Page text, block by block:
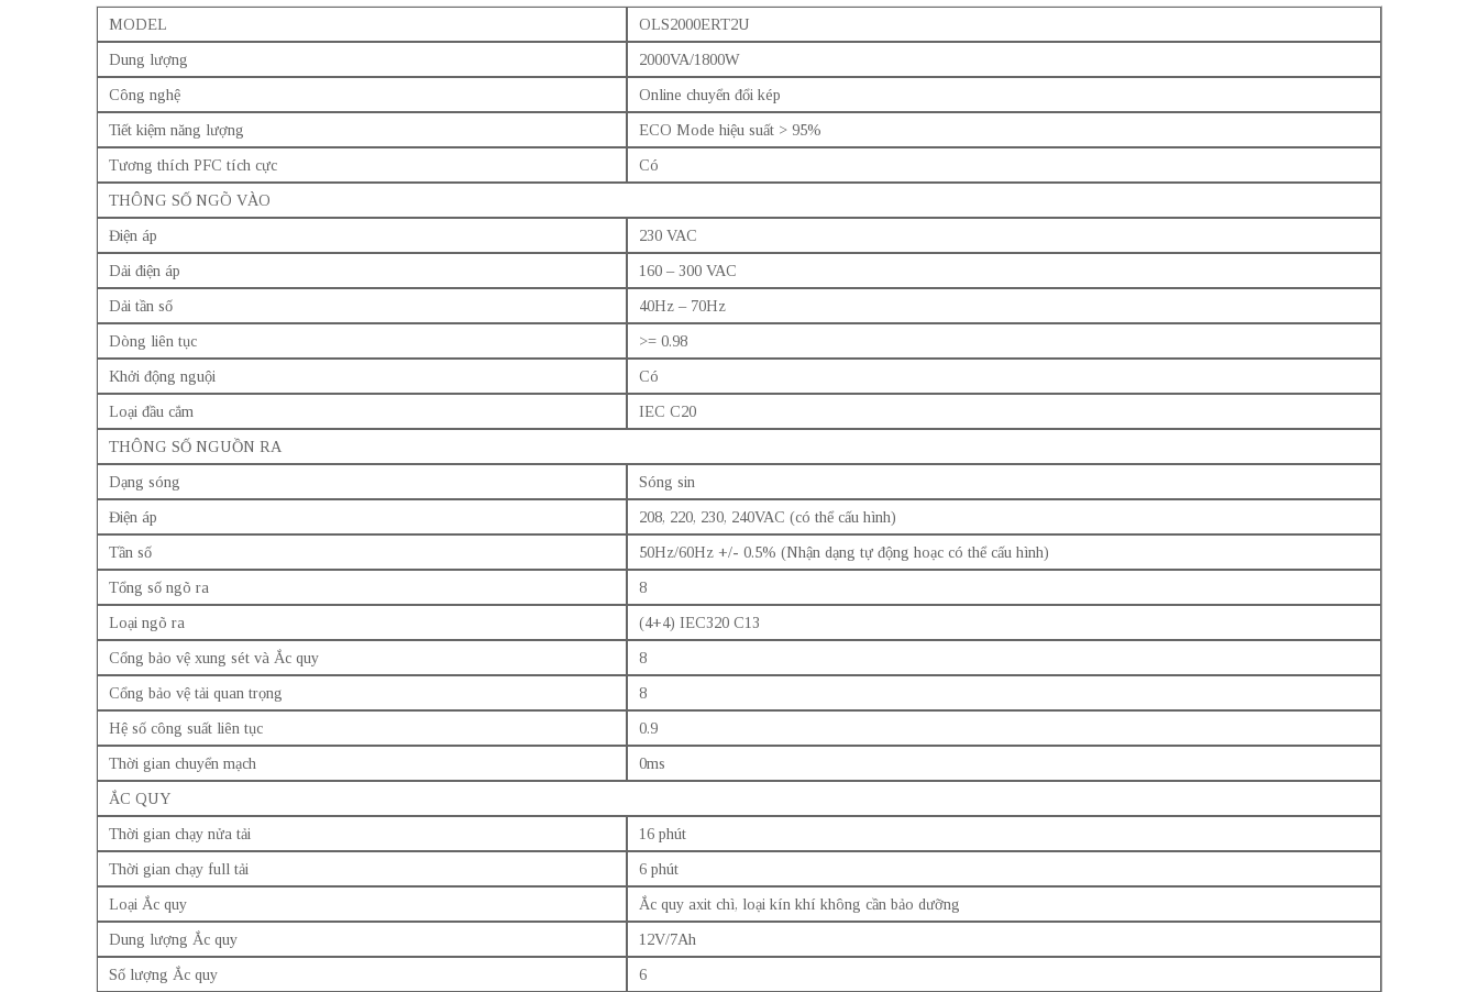
MODEL
OLS2000ERT2U
Dung lượng
2000VA/1800W
Công nghệ
Online chuyển đổi kép
Tiết kiệm năng lượng
ECO Mode hiệu suất > 95%
Tương thích PFC tích cực
Có
THÔNG SỐ NGÕ VÀO
Điện áp
230 VAC
Dải điện áp
160 – 300 VAC
Dải tần số
40Hz – 70Hz
Dòng liên tục
>= 0.98
Khởi động nguội
Có
Loại đầu cắm
IEC C20
THÔNG SỐ NGUỒN RA
Dạng sóng
Sóng sin
Điện áp
208, 220, 230, 240VAC (có thể cấu hình)
Tần số
50Hz/60Hz +/- 0.5% (Nhận dạng tự động hoạc có thể cấu hình)
Tổng số ngõ ra
8
Loại ngõ ra
(4+4) IEC320 C13
Cổng bảo vệ xung sét và Ắc quy
8
Cổng bảo vệ tải quan trọng
8
Hệ số công suất liên tục
0.9
Thời gian chuyển mạch
0ms
ẮC QUY
Thời gian chạy nửa tải
16 phút
Thời gian chạy full tải
6 phút
Loại Ắc quy
Ắc quy axit chì, loại kín khí không cần bảo dưỡng
Dung lượng Ắc quy
12V/7Ah
Số lượng Ắc quy
6